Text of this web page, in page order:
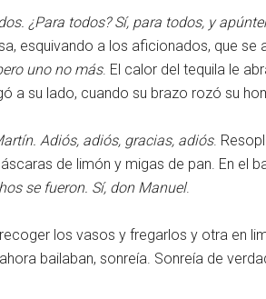
¿Para todos? Sí, para todos, y
esquivando a los aficionados, que
uno no más. El calor del tequila le
a su lado, cuando su brazo rozó su
Adiós, adiós, gracias, adiós.
de limón y migas de pan. En el
se fueron. Sí, don Manuel.
los vasos y fregarlos y otra en
bailaban, sonreía. Sonreía de